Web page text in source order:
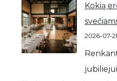
Kokią
2026-07-